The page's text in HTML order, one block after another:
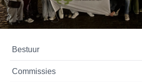
Bestuur
Commissies